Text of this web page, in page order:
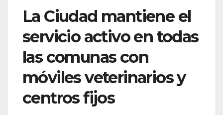
La Ciudad mantiene el
servicio activo en todas
las comunas con
móviles veterinarios y
centros fijos